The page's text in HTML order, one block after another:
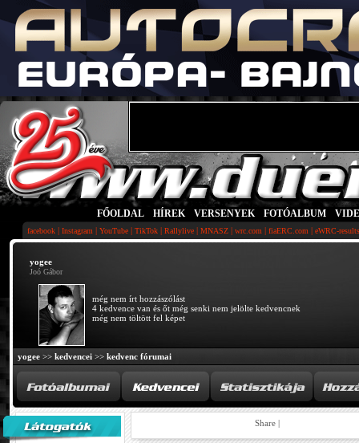
FŐOLDAL HÍREK VERSENYEK FOTÓALBUM
facebook | Instagram | YouTube | TikTok | Rallylive | MNASZ | wrc.com | fiaERC.com | eWRC-
yogee
Joó Gábor
még nem írt hozzászólást
4 kedvence van és őt még senki nem jelölte kedvencnek
még nem töltött fel képet
yogee >> kedvencei >> kedvenc fórumai
Share |